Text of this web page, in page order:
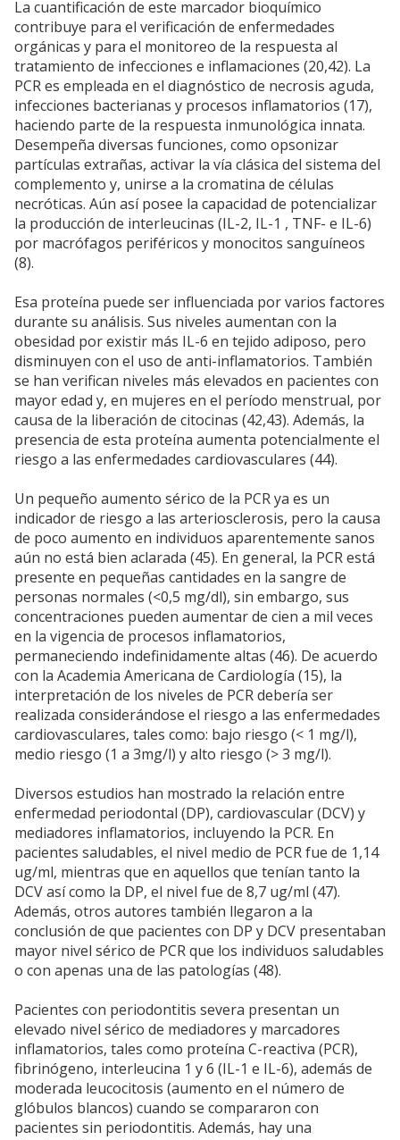
La cuantificación de este marcador bioquímico
contribuye para el verificación de enfermedades
orgánicas y para el monitoreo de la respuesta al
tratamiento de infecciones e inflamaciones (20,42). La
PCR es empleada en el diagnóstico de necrosis aguda,
infecciones bacterianas y procesos inflamatorios (17),
haciendo parte de la respuesta inmunológica innata.
Desempeña diversas funciones, como opsonizar
partículas extrañas, activar la vía clásica del sistema del
complemento y, unirse a la cromatina de células
necróticas. Aún así posee la capacidad de potencializar
la producción de interleucinas (IL-2, IL-1 , TNF- e IL-6)
por macrófagos periféricos y monocitos sanguíneos
(8).
Esa proteína puede ser influenciada por varios factores
durante su análisis. Sus niveles aumentan con la
obesidad por existir más IL-6 en tejido adiposo, pero
disminuyen con el uso de anti-inflamatorios. También
se han verifican niveles más elevados en pacientes con
mayor edad y, en mujeres en el período menstrual, por
causa de la liberación de citocinas (42,43). Además, la
presencia de esta proteína aumenta potencialmente el
riesgo a las enfermedades cardiovasculares (44).
Un pequeño aumento sérico de la PCR ya es un
indicador de riesgo a las arteriosclerosis, pero la causa
de poco aumento en individuos aparentemente sanos
aún no está bien aclarada (45). En general, la PCR está
presente en pequeñas cantidades en la sangre de
personas normales (<0,5 mg/dl), sin embargo, sus
concentraciones pueden aumentar de cien a mil veces
en la vigencia de procesos inflamatorios,
permaneciendo indefinidamente altas (46). De acuerdo
con la Academia Americana de Cardiología (15), la
interpretación de los niveles de PCR debería ser
realizada considerándose el riesgo a las enfermedades
cardiovasculares, tales como: bajo riesgo (< 1 mg/l),
medio riesgo (1 a 3mg/l) y alto riesgo (> 3 mg/l).
Diversos estudios han mostrado la relación entre
enfermedad periodontal (DP), cardiovascular (DCV) y
mediadores inflamatorios, incluyendo la PCR. En
pacientes saludables, el nivel medio de PCR fue de 1,14
ug/ml, mientras que en aquellos que tenían tanto la
DCV así como la DP, el nivel fue de 8,7 ug/ml (47).
Además, otros autores también llegaron a la
conclusión de que pacientes con DP y DCV presentaban
mayor nivel sérico de PCR que los individuos saludables
o con apenas una de las patologías (48).
Pacientes con periodontitis severa presentan un
elevado nivel sérico de mediadores y marcadores
inflamatorios, tales como proteína C-reactiva (PCR),
fibrinógeno, interleucina 1 y 6 (IL-1 e IL-6), además de
moderada leucocitosis (aumento en el número de
glóbulos blancos) cuando se compararon con
pacientes sin periodontitis. Además, hay una